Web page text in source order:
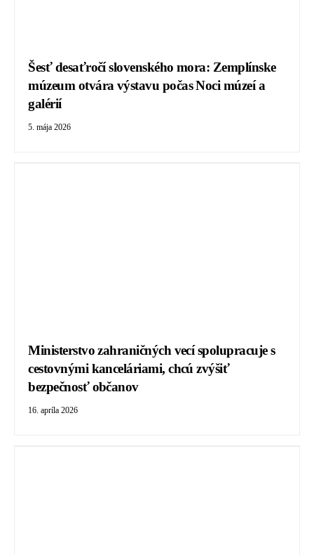
Šesť desaťročí slovenského mora: Zemplínske
múzeum otvára výstavu počas Noci múzeí a
galérií
5. mája 2026
Ministerstvo zahraničných vecí spolupracuje s
cestovnými kanceláriami, chcú zvýšiť
bezpečnosť občanov
16. apríla 2026